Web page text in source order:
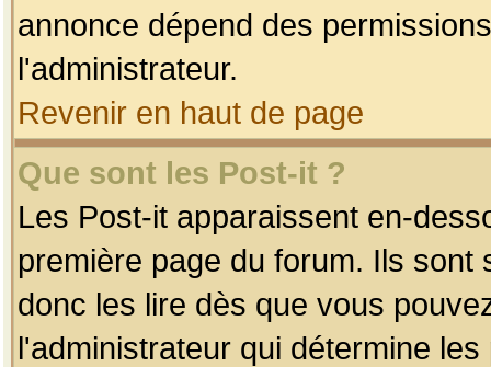
annonce dépend des
l'administrateur.
Revenir en haut de page
Que sont les Post-it ?
Les Post-it apparaissent en-
première page du forum. Ils
donc les lire dès que vous
l'administrateur qui détermine